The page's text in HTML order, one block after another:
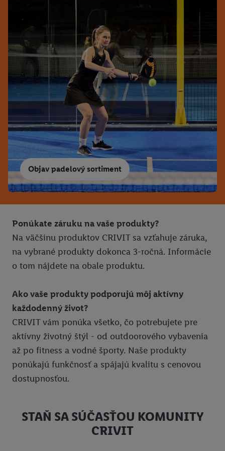
Objav padelový sortiment
Ponúkate záruku na vaše produkty?
Na väčšinu produktov CRIVIT sa vzťahuje záruka,
na vybrané produkty dokonca 3-ročná. Informácie
o tom nájdete na obale produktu.
Ako vaše produkty podporujú môj aktívny
každodenný život?
CRIVIT vám ponúka všetko, čo potrebujete pre
aktívny životný štýl - od outdoorového vybavenia
až po fitness a vodné športy. Naše produkty
ponúkajú funkčnosť a spájajú kvalitu s cenovou
dostupnosťou.
STAŇ SA SÚČASŤOU KOMUNITY
CRIVIT